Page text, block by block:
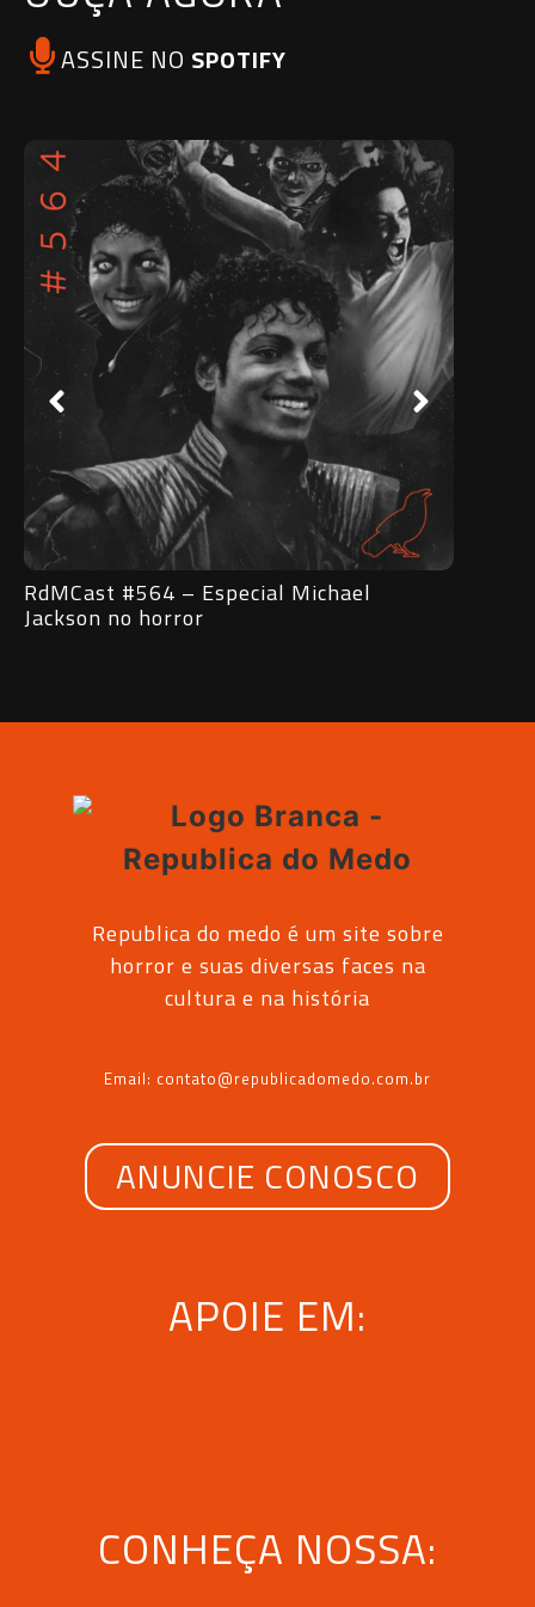
ASSINE NO SPOTIFY
RdMCast #563 – Entrevista com o
Vampiro Lestat
Republica do medo é um site sobre
horror e suas diversas faces na
cultura e na história
Email: contato@republicadomedo.com.br
ANUNCIE CONOSCO
APOIE EM:
CONHEÇA NOSSA: